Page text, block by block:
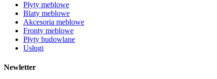
Płyty meblowe
Blaty meblowe
Akcesoria meblowe
Fronty meblowe
Płyty budowlane
Usługi
Newletter